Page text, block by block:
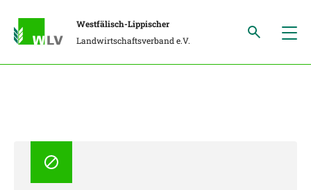
Westfälisch-Lippischer
Landwirtschaftsverband e.V.